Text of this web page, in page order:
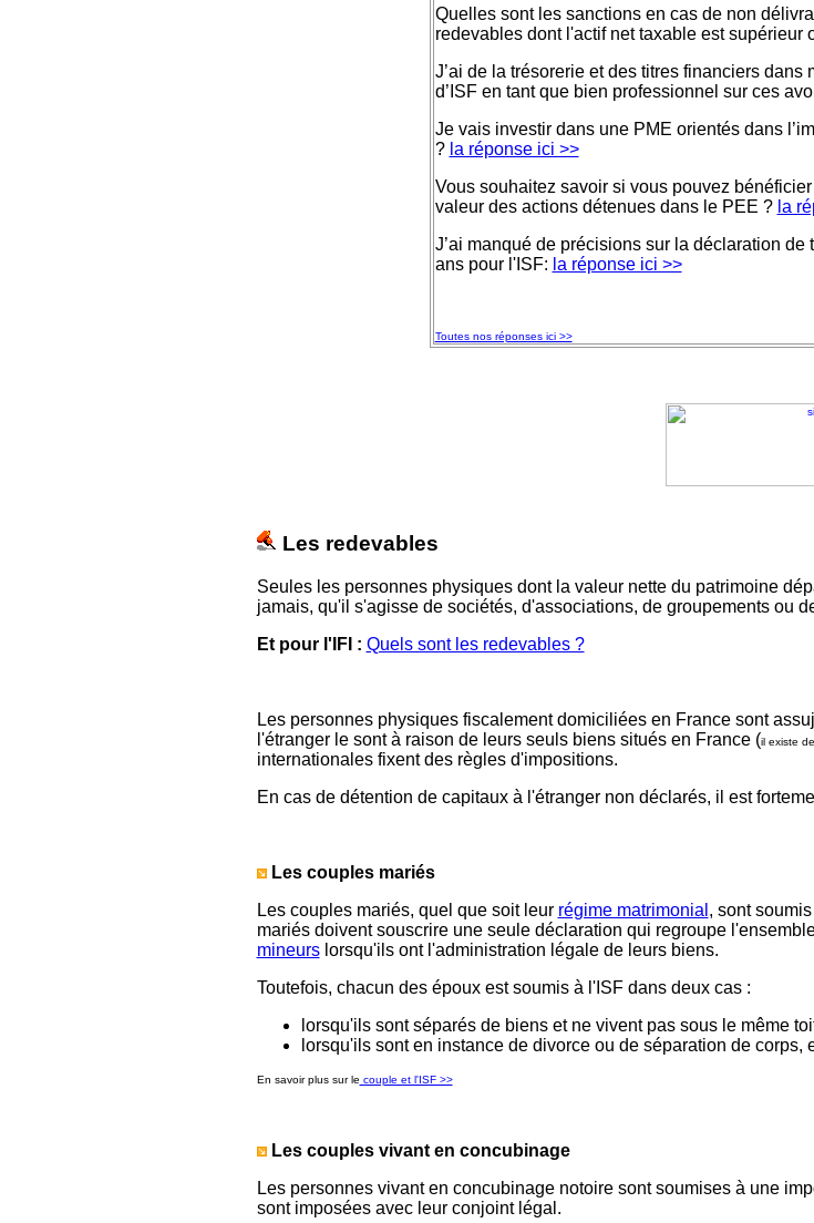
Quelles sont les sanctions en cas de non
redevables dont l'actif net taxable est supérieur
J’ai de la trésorerie et des titres financiers
d’ISF en tant que bien professionnel sur ces
Je vais investir dans une PME orientés dans
? la réponse ici >>
Vous souhaitez savoir si vous pouvez
valeur des actions détenues dans le PEE ? la
J’ai manqué de précisions sur la déclaration
ans pour l'ISF: la réponse ici >>
Toutes nos réponses ici >>
Les redevables
Seules les personnes physiques dont la valeur nette du patrimoine
jamais, qu'il s'agisse de sociétés, d'associations, de groupements ou
Et pour l'IFI : Quels sont les redevables ?
Les personnes physiques fiscalement domiciliées en France sont
l'étranger le sont à raison de leurs seuls biens situés en France (il existe
internationales fixent des règles d'impositions.
En cas de détention de capitaux à l'étranger non déclarés, il est
Les couples mariés
Les couples mariés, quel que soit leur régime matrimonial , sont
mariés doivent souscrire une seule déclaration qui regroupe
mineurslorsqu'ils ont l'administration légale de leurs biens.
Toutefois, chacun des époux est soumis à l'ISF dans deux cas :
lorsqu'ils sont séparés de biens et ne vivent pas sous le même
lorsqu'ils sont en instance de divorce ou de séparation de
En savoir plus sur le couple et l'ISF >>
Les couples vivant en concubinage
Les personnes vivant en concubinage notoire sont soumises à une
sont imposées avec leur conjoint légal.